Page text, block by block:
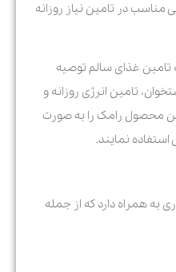
در تامین نیاز روزانه
تامین غذای سالم توصیه
تامین انرژی روزانه و
محصول رامک را به صورت
نمایند.
همراه دارد که از جمله